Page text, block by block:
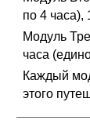
по 4 часа),
Модуль
часа
Каждый
этого